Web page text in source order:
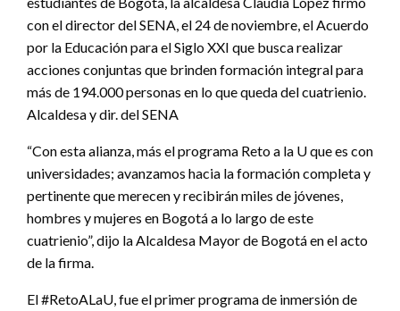
con el director del SENA, el 24 de noviembre, el Acuerdo
por la Educación para el Siglo XXI que busca realizar
acciones conjuntas que brinden formación integral para
más de 194.000 personas en lo que queda del cuatrienio.
Alcaldesa y dir. del SENA
“Con esta alianza, más el programa Reto a la U que es con
universidades; avanzamos hacia la formación completa y
pertinente que merecen y recibirán miles de jóvenes,
hombres y mujeres en Bogotá a lo largo de este
cuatrienio”, dijo la Alcaldesa Mayor de Bogotá en el acto
de la firma.
El #RetoALaU, fue el primer programa de inmersión de